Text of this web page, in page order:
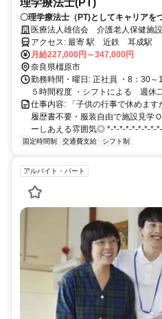
理学療法士(PT)
〇理学療法士（PT)としてキャリアを
の優しいサポートあり
医療法人雄信会 介護老人保健施
アクセス: 最寄 駅 近鉄 耳成駅 ：近鉄大阪線 耳成駅 から 徒
歩10分 ＪＲ 香久山駅 ：ＪＲまほろば線 香久山駅 から 徒歩
５分 ＊マイカー通勤の場合は、２ｋｍ以上で手当を支給します。
無料駐車場あり。
月給227,000円～347,000円
奈良県橿原市
勤務時間・曜日: 正社員 ・8：30
５時間程度 ・シフトによる 週
仕事内容: 「子供の行事で休めま
履歴書不要・服装自由で施設見学
ーしあえる雰囲気◎ *-*-*-*-*-*-*-*-
固定時間制 交通費支給 シフト制
アルバイト・パート